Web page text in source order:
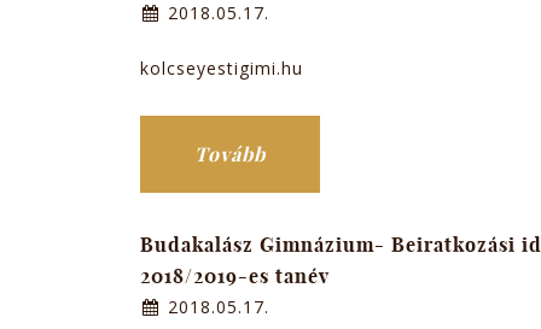
2018.05.17.
kolcseyestigimi.hu
Tovább
Budakalász Gimnázium- Beiratkozási
2018/2019-es tanév
2018.05.17.